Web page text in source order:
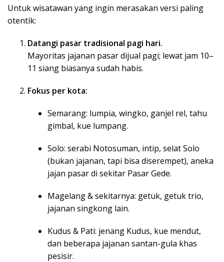
Untuk wisatawan yang ingin merasakan versi paling
otentik:
Datangi pasar tradisional pagi hari.
Mayoritas jajanan pasar dijual pagi; lewat jam 10–
11 siang biasanya sudah habis.
Fokus per kota:
Semarang: lumpia, wingko, ganjel rel, tahu
gimbal, kue lumpang.
Solo: serabi Notosuman, intip, selat Solo
(bukan jajanan, tapi bisa diserempet), aneka
jajan pasar di sekitar Pasar Gede.
Magelang & sekitarnya: getuk, getuk trio,
jajanan singkong lain.
Kudus & Pati: jenang Kudus, kue mendut,
dan beberapa jajanan santan-gula khas
pesisir.